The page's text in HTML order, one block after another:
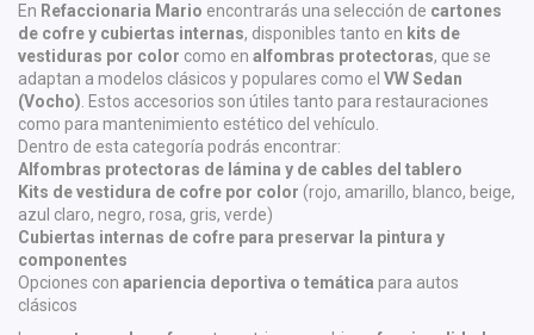
En Refaccionaria Mario encontrarás una selección de cartones
de cofre y cubiertas internas, disponibles tanto en kits de
vestiduras por color como en alfombras protectoras, que se
adaptan a modelos clásicos y populares como el VW Sedan
(Vocho). Estos accesorios son útiles tanto para restauraciones
como para mantenimiento estético del vehículo.
Dentro de esta categoría podrás encontrar:
Alfombras protectoras de lámina y de cables del tablero
Kits de vestidura de cofre por color (rojo, amarillo, blanco, beige,
azul claro, negro, rosa, gris, verde)
Cubiertas internas de cofre para preservar la pintura y
componentes
Opciones con apariencia deportiva o temática para autos
clásicos